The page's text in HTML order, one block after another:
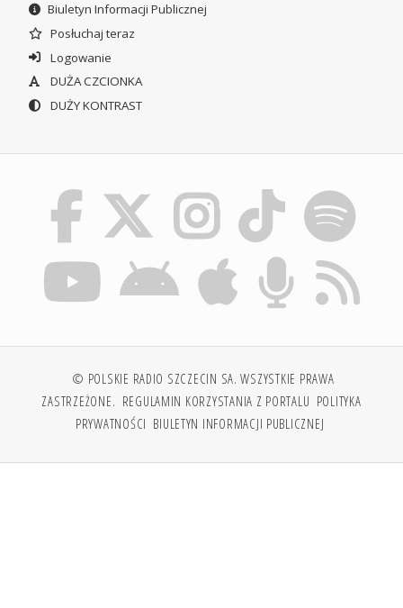
Biuletyn Informacji Publicznej
Posłuchaj teraz
Logowanie
DUŻA CZCIONKA
DUŻY KONTRAST
© POLSKIE RADIO SZCZECIN SA. WSZYSTKIE PRAWA
ZASTRZEŻONE. REGULAMIN KORZYSTANIA Z PORTALU POLITYKA
PRYWATNOŚCI BIULETYN INFORMACJI PUBLICZNEJ